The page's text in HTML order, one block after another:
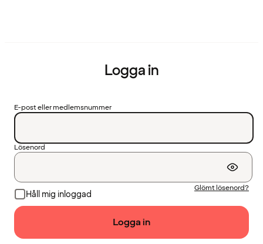
Logga in
E-post eller medlemsnummer
Lösenord
Håll mig inloggad
Glömt lösenord?
Logga in